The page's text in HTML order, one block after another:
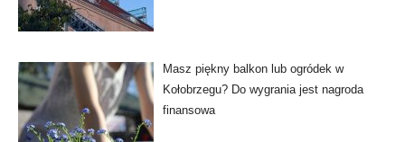
Masz piękny balkon lub ogródek w
Kołobrzegu? Do wygrania jest nagroda
finansowa